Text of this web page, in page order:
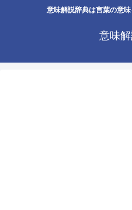
意味解説辞典は言葉の意味
意味